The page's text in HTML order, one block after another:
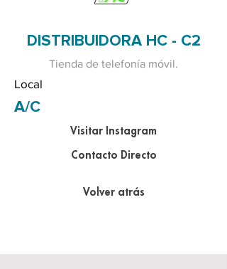
DISTRIBUIDORA HC - C2
Tienda de telefonía móvil.
Local
A/C
Visitar Instagram
Contacto Directo
Volver atrás